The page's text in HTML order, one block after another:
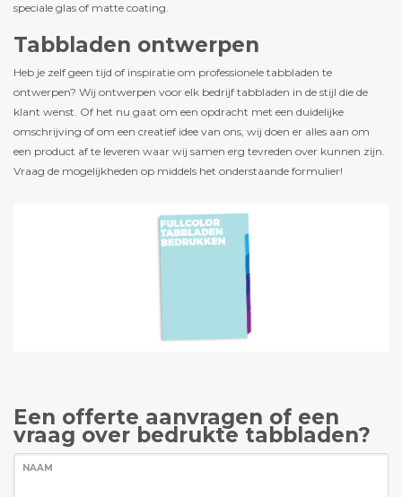
speciale glas of matte coating.
Tabbladen ontwerpen
Heb je zelf geen tijd of inspiratie om professionele tabbladen te
ontwerpen? Wij ontwerpen voor elk bedrijf tabbladen in de stijl die de
klant wenst. Of het nu gaat om een opdracht met een duidelijke
omschrijving of om een creatief idee van ons, wij doen er alles aan om
een product af te leveren waar wij samen erg tevreden over kunnen zijn.
Vraag de mogelijkheden op middels het onderstaande formulier!
Een offerte aanvragen of een
vraag over bedrukte tabbladen?
NAAM